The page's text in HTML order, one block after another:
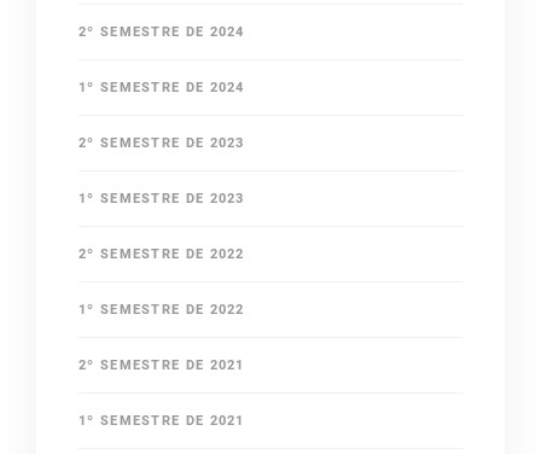
2º SEMESTRE DE 2024
1º SEMESTRE DE 2024
2º SEMESTRE DE 2023
1º SEMESTRE DE 2023
2º SEMESTRE DE 2022
1º SEMESTRE DE 2022
2º SEMESTRE DE 2021
1º SEMESTRE DE 2021